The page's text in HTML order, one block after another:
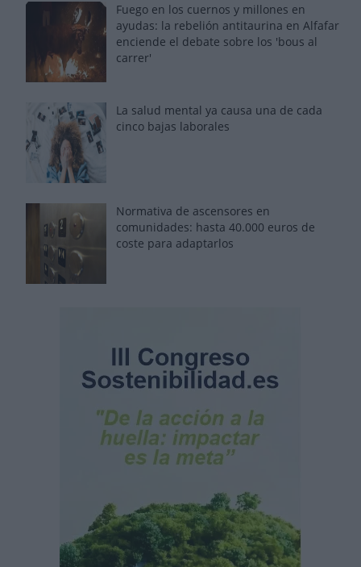
Fuego en los cuernos y millones en
ayudas: la rebelión antitaurina en Alfafar
enciende el debate sobre los 'bous al
carrer'
La salud mental ya causa una de cada
cinco bajas laborales
Normativa de ascensores en
comunidades: hasta 40.000 euros de
coste para adaptarlos